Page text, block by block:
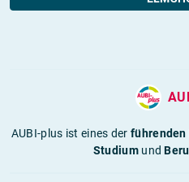
AUBI-plus ist eines der
Studiumund